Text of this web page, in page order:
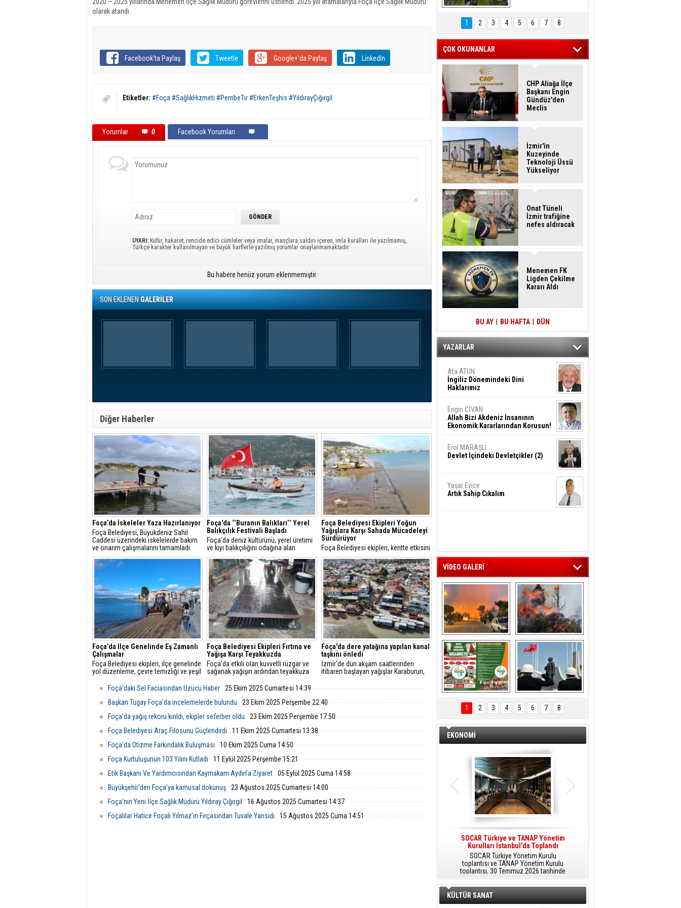
olarak atandı.
Facebook'ta Paylaş Tweetle Google+'da Paylaş LinkedIn
Etiketler: #Foça #SağlıkHizmeti #PembeTır #ErkenTeşhis #YıldırayÇığırgil
Yorumlar 0 Facebook Yorumları
UYARI: Küfür, hakaret, rencide edici cümleler veya imalar, inançlara saldırı içeren, imla kuralları ile yazılmamış,
Türkçe karakter kullanılmayan ve büyük harflerle yazılmış yorumlar onaylanmamaktadır.
Bu habere henüz yorum eklenmemiştir.
SON EKLENENGALERİLER
Diğer Haberler
Foça’da İskeleler Yaza Hazırlanıyor
Foça Belediyesi, Büyükdeniz Sahil
Caddesi üzerindeki iskelelerde bakım
ve onarım çalışmalarını tamamladı.
Foça'da ‘’Buranın Balıkları’’ Yerel
Balıkçılık Festivali Başladı
Foça’da deniz kültürünü, yerel üretimi
ve kıyı balıkçılığını odağına alan
“Buranın Balıkları” Yerel Balıkçılık
Festivalimiz, ilk gününde zengin içeriği
ve yoğun katılımla tamamlandı.
Foça Belediyesi Ekipleri Yoğun
Yağışlara Karşı Sahada Mücadeleyi
Sürdürüyor
Foça Belediyesi ekipleri, kentte etkisini
sürdüren sağanak yağışlara karşı
mücadelesini aralıksız sürdürüyor.
Foça’da İlçe Genelinde Eş Zamanlı
Çalışmalar
Foça Belediyesi ekipleri, ilçe genelinde
yol düzenleme, çevre temizliği ve yeşil
program doğrultusunda eş zamanlı
olarak sürdürüyor.
Foça Belediyesi Ekipleri Fırtına ve
Yağışa Karşı Teyakkuzda
Foça’da etkili olan kuvvetli rüzgar ve
sağanak yağışın ardından teyakkuza
dört bir yanında temizlik ve müdahale
Foça'da dere yatağına yapılan kanal
taşkını önledi
İzmir'de dün akşam saatlerinden
itibaren başlayan yağışlar Karaburun,
Foça'da kısa sürede metrekareye
Foça'daki Sel Faciasından Üzücü Haber
25 Ekim 2025 Cumartesi 14:39
Başkan Tugay Foça’da incelemelerde bulundu
23 Ekim 2025 Perşembe 22:40
Foça’da yağış rekoru kırıldı, ekipler seferber oldu
23 Ekim 2025 Perşembe 17:50
Foça Belediyesi Araç Filosunu Güçlendirdi
11 Ekim 2025 Cumartesi 13:38
Foça'da Otizme Farkındalık Buluşması
10 Ekim 2025 Cuma 14:50
Foça Kurtuluşunun 103.Yılını Kutladı
11 Eylül 2025 Perşembe 15:21
Etik Başkanı Ve Yardımcısından Kaymakam Aydın’a Ziyaret
05 Eylül 2025 Cuma 14:58
Büyükşehir’den Foça’ya kamusal dokunuş
23 Ağustos 2025 Cumartesi 14:00
Foça'nın Yeni İlçe Sağlık Müdürü Yıldıray Çığırgil
16 Ağustos 2025 Cumartesi 14:37
Foçalılar Hatice Foçalı Yılmaz’ın Fırçasından Tuvale Yansıdı
15 Ağustos 2025 Cuma 14:51
Hasan Eser'in
Objektifinden
1 2 3 4 5 6 7 8
ÇOK OKUNANLAR
CHP Aliağa İlçe
Başkanı Engin
Gündüz'den
Meclis
Çağrısı
İzmir'in
Kuzeyinde
Teknoloji Üssü
Yükseliyor
Onat Tüneli
İzmir trafiğine
nefes aldıracak
Menemen FK
Ligden Çekilme
Kararı Aldı
BU AY BU HAFTA DÜN
YAZARLAR
Ata ATUN
İngiliz Dönemindeki Dini
Haklarımız
Engin CİVAN
Allah Bizi Akdeniz İnsanının
Ekonomik Kararlarından Korusun!
Erol MARAŞLI
Devlet İçindeki Devletçikler (2)
Yaşar Eyice
Artık Sahip Cıkalım
VİDEO GALERİ
Aliağa ‘da  otluk
alanda çıkan
yangın evlere
sıçramadan
söndürüldü
Aliağa'nın Ciğerleri
ÖNAL TARIM
TANITIM FİLMİ
Aliağa'da Polis
Haftası Kutlandı
1 2 3 4 5 6 7 8
EKONOMİ
SOCAR Türkiye ve TANAP Yönetim
Kurulları İstanbul'da Toplandı
SOCAR Türkiye Yönetim Kurulu
toplantısı ve TANAP Yönetim Kurulu
toplantısı, 30 Temmuz 2026 tarihinde
İstanbul’da gerçekleştirildi.
hidrojen teknolojileri alanında yenilikçi
projelere öncülük ediyor.
KÜLTÜR SANAT